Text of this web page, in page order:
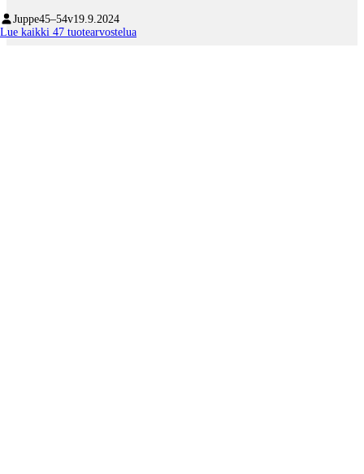
Juppe45–54v19.9.2024
Lue kaikki 47 tuotearvostelua